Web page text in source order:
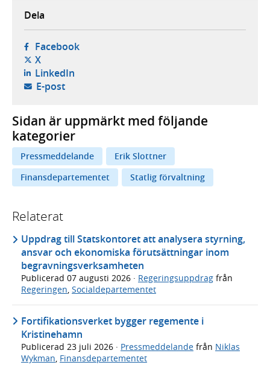
Dela
Facebook- öppnas i ny flik, extern webbplats,
X- öppnas i ny flik, extern webbplats,
LinkedIn- öppnas i ny flik, extern webbplats,
E-post- öppnar din e-postklient,
Sidan är uppmärkt med följande
kategorier
Pressmeddelande
Erik Slottner
Finansdepartementet
Statlig förvaltning
Relaterat
Uppdrag till Statskontoret att analysera styrning,
ansvar och ekonomiska förutsättningar inom
begravningsverksamheten
Publicerad 07 augusti 2026 · Regeringsuppdrag från
Regeringen, Socialdepartementet
Fortifikationsverket bygger regemente i
Kristinehamn
Publicerad 23 juli 2026 · Pressmeddelande från Niklas
Wykman, Finansdepartementet